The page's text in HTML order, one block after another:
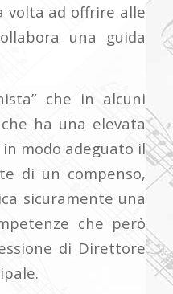
volta ad offrire alle
una guida
che in alcuni
ha una elevata
modo adeguato il
di un compenso,
sicuramente una
che però
di Direttore